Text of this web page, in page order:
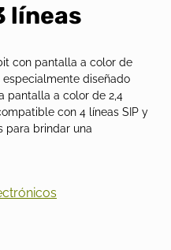
líneas
con pantalla a color de
diseñado
pantalla a color de 2,4
con 4 líneas SIP y
para brindar una